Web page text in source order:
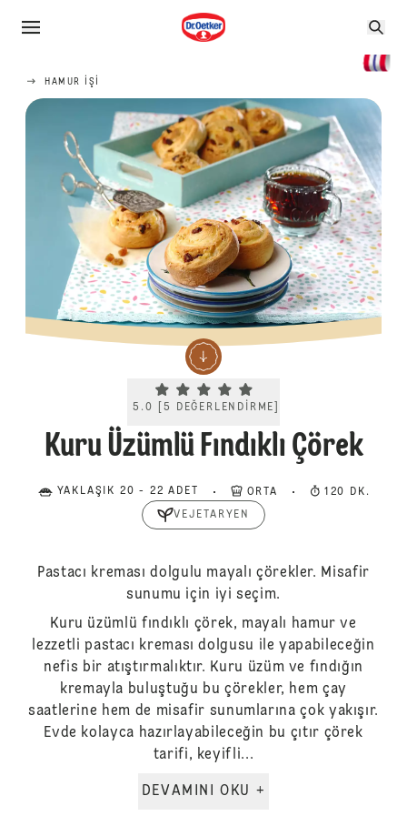
HAMUR IŞI
Current rating 5.0. Click to rate.
5.0 [5 DEĞERLENDIRME
Kuru Üzümlü Fındıklı Çörek
YAKLAŞIK 20 - 22 ADET ORTA 120 DK.
VEJETARYEN
Pastacı kreması dolgulu mayalı çörekler. Misafir
sunumu için iyi seçim.
Kuru üzümlü fındıklı çörek, mayalı hamur ve
lezzetli pastacı kreması dolgusu ile yapabileceğin
nefis bir atıştırmalıktır. Kuru üzüm ve fındığın
kremayla buluştuğu bu çörekler, hem çay
saatlerine hem de misafir sunumlarına çok yakışır.
Evde kolayca hazırlayabileceğin bu çıtır çörek
tarifi, keyifli...
DEVAMINI OKU +